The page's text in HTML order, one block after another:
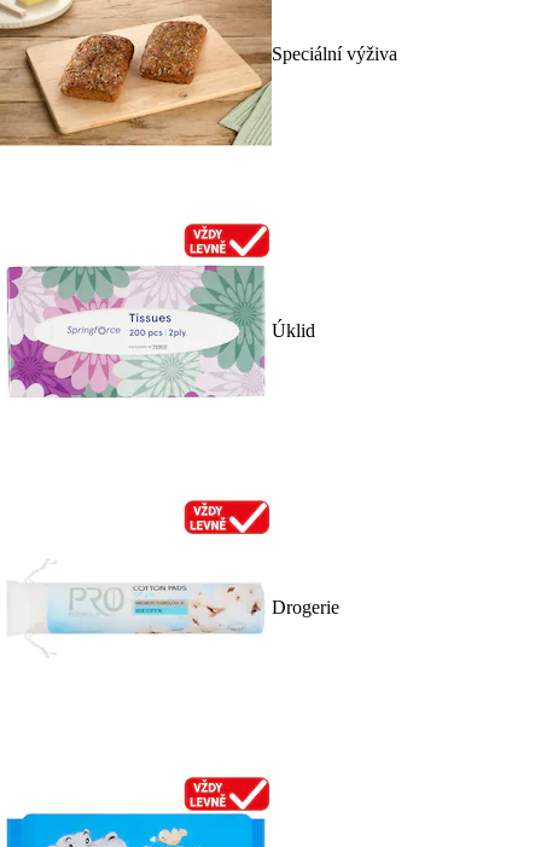
Speciální výživa
Úklid
Drogerie